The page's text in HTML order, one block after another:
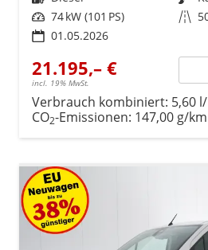
Leistung 74 kW (101 PS) Kilometerstand
01.05.2026
21.195,– €
incl. 19% MwSt.
Verbrauch kombiniert: 5,60
CO2-Emissionen: 147,00 g/km